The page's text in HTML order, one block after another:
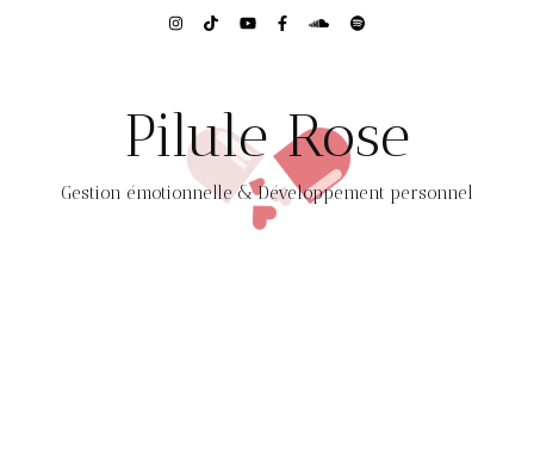
Pilule Rose
Gestion émotionnelle & Développement personnel